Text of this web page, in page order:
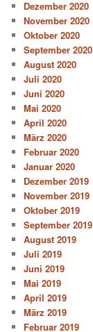
Dezember 2020
November 2020
Oktober 2020
September 2020
August 2020
Juli 2020
Juni 2020
Mai 2020
April 2020
März 2020
Februar 2020
Januar 2020
Dezember 2019
November 2019
Oktober 2019
September 2019
August 2019
Juli 2019
Juni 2019
Mai 2019
April 2019
März 2019
Februar 2019